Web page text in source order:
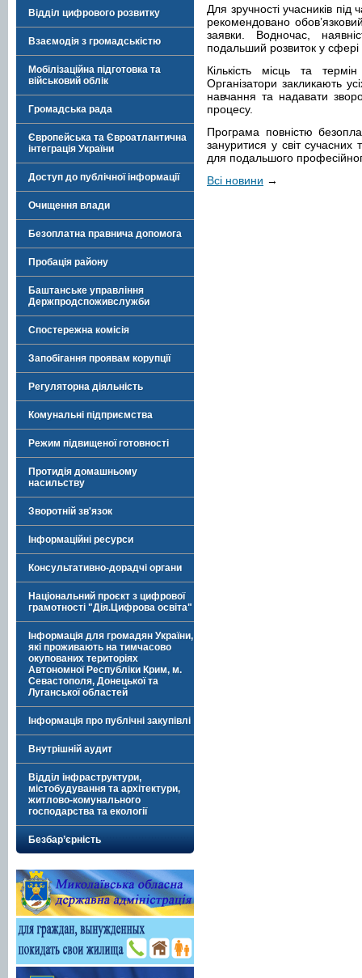
Відділ цифрового розвитку
Взаємодія з громадськістю
Мобілізаційна підготовка та
військовий облік
Громадська рада
Європейська та Євроатлантична
інтеграція України
Доступ до публічної інформації
Очищення влади
Безоплатна правнича допомога
Пробація району
Баштанське управління
Держпродспоживслужби
Спостережна комісія
Запобігання проявам корупції
Регуляторна діяльність
Комунальні підприємства
Режим підвищеної готовності
Протидія домашньому
насильству
Зворотній зв'язок
Інформаційні ресурси
Консультативно-дорадчі органи
Національний проєкт з цифрової
грамотності "Дія.Цифрова освіта"
Інформація для громадян України,
які проживають на тимчасово
окупованих територіях
Автономної Республіки Крим, м.
Севастополя, Донецької та
Луганської областей
Інформація про публічні закупівлі
Внутрішній аудит
Відділ інфраструктури,
містобудування та архітектури,
житлово-комунального
господарства та екології
Безбар’єрність
Для зручності учасників під
рекомендовано
заявки. Водночас,
подальший розвиток у сфері
Кількість місць та
Організатори закликають
навчання та надавати
процесу.
Програма повністю
зануритися у світ сучасних
для подальшого
Всі новини →